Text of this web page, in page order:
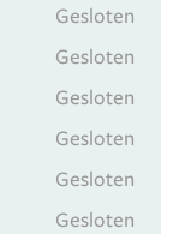
Gesloten
Gesloten
Gesloten
Gesloten
Gesloten
Gesloten